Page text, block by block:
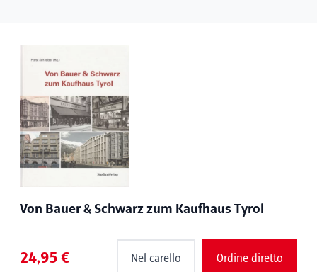
Von Bauer & Schwarz zum Kaufhaus Tyrol
24,95 € Nel carello Ordine diretto